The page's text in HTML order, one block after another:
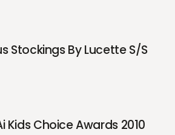
Stockings By Lucette S/S
Kids Choice Awards 2010